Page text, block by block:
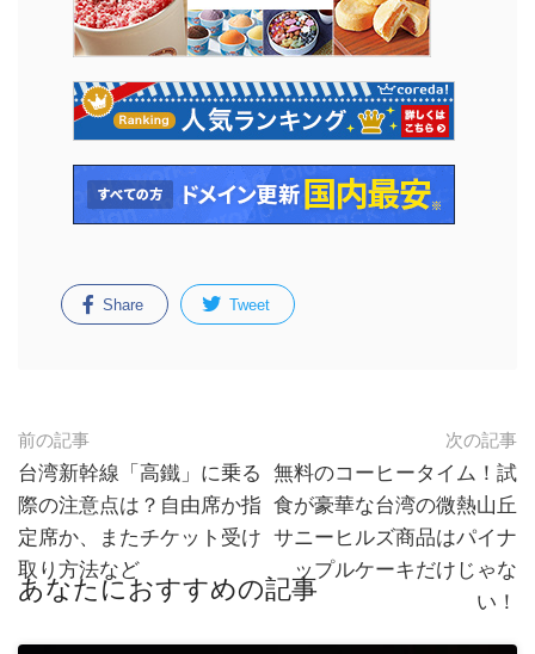
Share Tweet
前の記事
台湾新幹線「高鐵」に乗る
際の注意点は？自由席か指
定席か、またチケット受け
取り方法など
次の記事
無料のコーヒータイム！試
食が豪華な台湾の微熱山丘
サニーヒルズ商品はパイナ
ップルケーキだけじゃな
い！
あなたにおすすめの記事